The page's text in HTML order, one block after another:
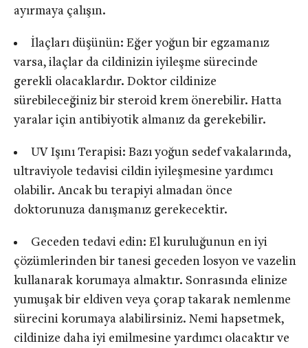
ayırmaya çalışın.
İlaçları düşünün: Eğer yoğun bir egzamanız
varsa, ilaçlar da cildinizin iyileşme sürecinde
gerekli olacaklardır. Doktor cildinize
sürebileceğiniz bir steroid krem önerebilir. Hatta
yaralar için antibiyotik almanız da gerekebilir.
UV Işını Terapisi: Bazı yoğun sedef vakalarında,
ultraviyole tedavisi cildin iyileşmesine yardımcı
olabilir. Ancak bu terapiyi almadan önce
doktorunuza danışmanız gerekecektir.
Geceden tedavi edin: El kuruluğunun en iyi
çözümlerinden bir tanesi geceden losyon ve vazelin
kullanarak korumaya almaktır. Sonrasında elinize
yumuşak bir eldiven veya çorap takarak nemlenme
sürecini korumaya alabilirsiniz. Nemi hapsetmek,
cildinize daha iyi emilmesine yardımcı olacaktır ve